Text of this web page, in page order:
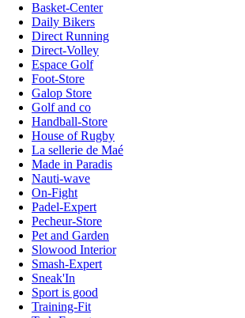
Basket-Center
Daily Bikers
Direct Running
Direct-Volley
Espace Golf
Foot-Store
Galop Store
Golf and co
Handball-Store
House of Rugby
La sellerie de Maé
Made in Paradis
Nauti-wave
On-Fight
Padel-Expert
Pecheur-Store
Pet and Garden
Slowood Interior
Smash-Expert
Sneak'In
Sport is good
Training-Fit